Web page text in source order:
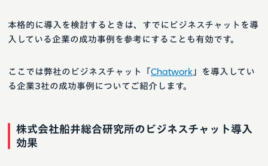
本格的に導入を検討するときは、すでにビジネスチャットを導
入している企業の成功事例を参考にすることも有効です。
ここでは弊社のビジネスチャット「 Chatwork 」を導入してい
る企業3社の成功事例についてご紹介します。
株式会社船井総合研究所のビジネスチャット導入
効果